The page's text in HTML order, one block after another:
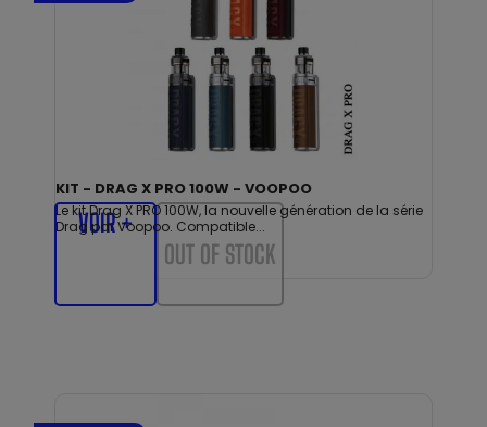
KIT - DRAG X PRO 100W - VOOPOO
Le kit Drag X PRO 100W, la nouvelle génération de la série
Drag par Voopoo. Compatible...
VOIR +
OUT OF STOCK